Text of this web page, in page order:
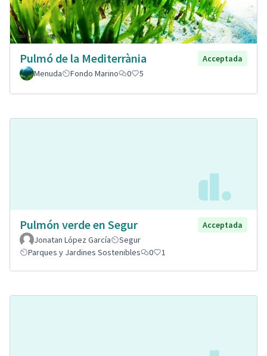
Pulmó de la Mediterrània
Acceptada
Menuda
Fondo Marino 0 5
Pulmón verde en Segur
Acceptada
Jonatan López García
Segur
Parques y Jardines Sostenibles
0 1